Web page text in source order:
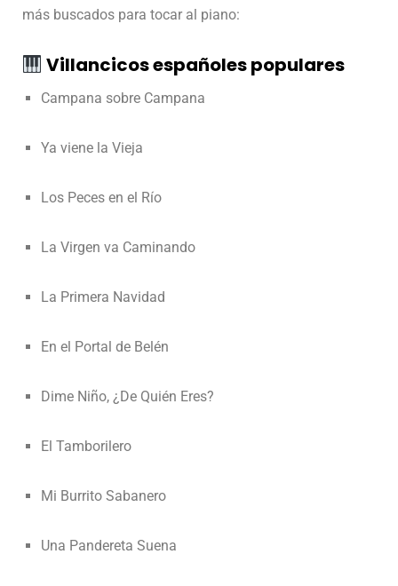
más buscados para tocar al piano:
Villancicos españoles populares
Campana sobre Campana
Ya viene la Vieja
Los Peces en el Río
La Virgen va Caminando
La Primera Navidad
En el Portal de Belén
Dime Niño, ¿De Quién Eres?
El Tamborilero
Mi Burrito Sabanero
Una Pandereta Suena